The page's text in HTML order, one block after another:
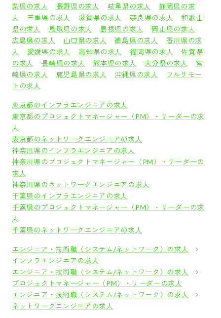
梨県の求人
長野県の求人 岐阜県の求人
静岡県の求
人
三重県の求人 滋賀県の求人 奈良県の求人
和歌山
県の求人
鳥取県の求人 島根県の求人
岡山県の求人
広島県の求人
山口県の求人 徳島県の求人
香川県の求
人
愛媛県の求人 高知県の求人 福岡県の求人
佐賀県
の求人
長崎県の求人 熊本県の求人 大分県の求人
宮
崎県の求人
鹿児島県の求人 沖縄県の求人
フルリモー
トの求人
東京都のインフラエンジニアの求人
東京都のプロジェクトマネージャー（PM）・リーダーの求
人
東京都のネットワークエンジニアの求人
神奈川県のインフラエンジニアの求人
神奈川県のプロジェクトマネージャー（PM）・リーダーの
求人
神奈川県のネットワークエンジニアの求人
千葉県のインフラエンジニアの求人
千葉県のプロジェクトマネージャー（PM）・リーダーの求
人
千葉県のネットワークエンジニアの求人
エンジニア・技術職（システム/ネットワーク）の求人
インフラエンジニアの求人
エンジニア・技術職（システム/ネットワーク）の求人
プロジェクトマネージャー（PM）・リーダーの求人
エンジニア・技術職（システム/ネットワーク）の求人
ネットワークエンジニアの求人